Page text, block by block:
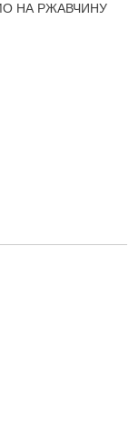
НА РЖАВЧИНУ